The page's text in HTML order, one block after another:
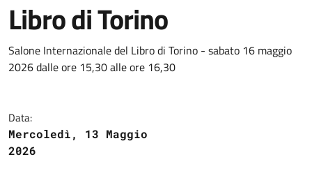
Libro di Torino
Salone Internazionale del Libro di Torino - sabato 16 maggio
2026 dalle ore 15,30 alle ore 16,30
Data:
Mercoledì, 13 Maggio
2026